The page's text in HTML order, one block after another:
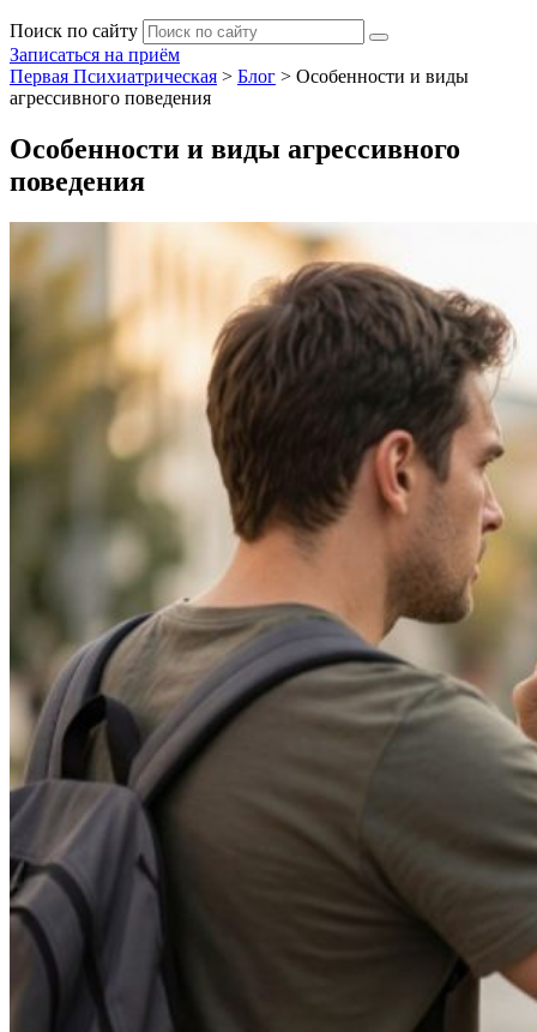
Поиск по сайту
Записаться на приём
Первая Психиатрическая > Блог > Особенности и виды
агрессивного поведения
Особенности и виды агрессивного
поведения